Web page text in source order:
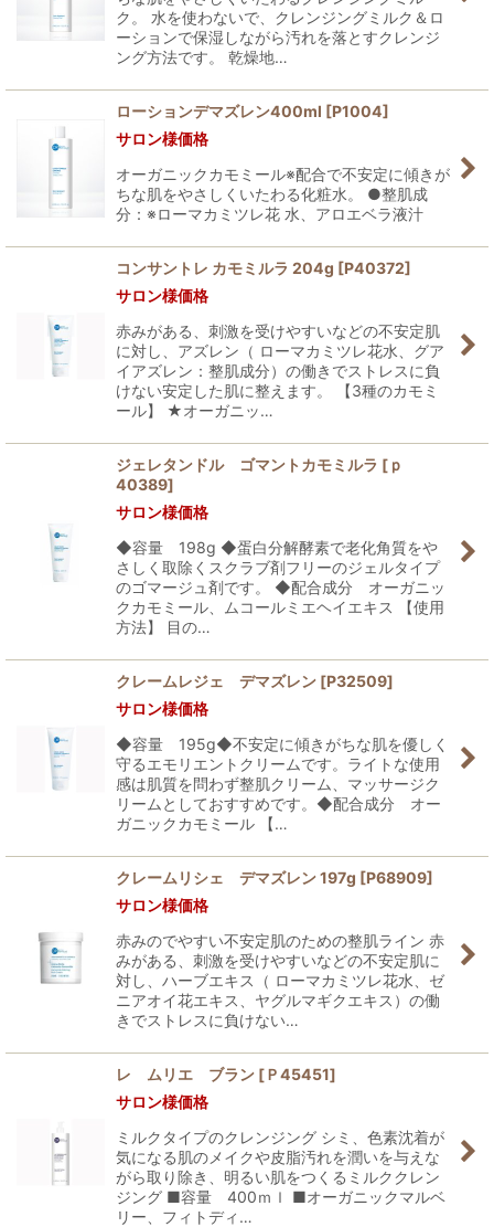
ク。 水を使わないで、クレンジングミルク＆ロ
ーションで保湿しながら汚れを落とすクレンジ
ング方法です。 乾燥地…
ローションデマズレン400ml [P1004]
サロン様価格
オーガニックカモミール※配合で不安定に傾きが
ちな肌をやさしくいたわる化粧水。 ●整肌成
分：※ローマカミツレ花 水、アロエベラ液汁
コンサントレ カモミルラ 204g [P40372]
サロン様価格
赤みがある、刺激を受けやすいなどの不安定肌
に対し、アズレン（ ローマカミツレ花水、グア
イアズレン：整肌成分）の働きでストレスに負
けない安定した肌に整えます。 【3種のカモミ
ール】 ★オーガニッ…
ジェレタンドル ゴマントカモミルラ [ ｐ
40389]
サロン様価格
◆容量 198g ◆蛋白分解酵素で老化角質をや
さしく取除くスクラブ剤フリーのジェルタイプ
のゴマージュ剤です。 ◆配合成分 オーガニッ
クカモミール、ムコールミエヘイエキス 【使用
方法】 目の…
クレームレジェ デマズレン [P32509]
サロン様価格
◆容量 195g◆不安定に傾きがちな肌を優しく
守るエモリエントクリームです。ライトな使用
感は肌質を問わず整肌クリーム、マッサージク
リームとしておすすめです。◆配合成分 オー
ガニックカモミール 【…
クレームリシェ デマズレン 197g [P68909]
サロン様価格
赤みのでやすい不安定肌のための整肌ライン 赤
みがある、刺激を受けやすいなどの不安定肌に
対し、ハーブエキス（ ローマカミツレ花水、ゼ
ニアオイ花エキス、ヤグルマギクエキス）の働
きでストレスに負けない…
レ ムリエ ブラン [Ｐ45451]
サロン様価格
ミルクタイプのクレンジング シミ、色素沈着が
気になる肌のメイクや皮脂汚れを潤いを与えな
がら取り除き、明るい肌をつくるミルククレン
ジング ■容量 400ｍｌ ■オーガニックマルベ
リー、フィトディ…